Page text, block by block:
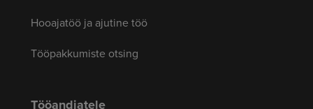
Hooajatöö ja ajutine töö
Tööpakkumiste otsing
Tööandjatele